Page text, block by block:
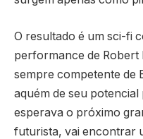
O resultado é um sci-fi
performance de Robert
sempre competente de
aquém de seu
esperava o próximo
futurista, vai encontrar